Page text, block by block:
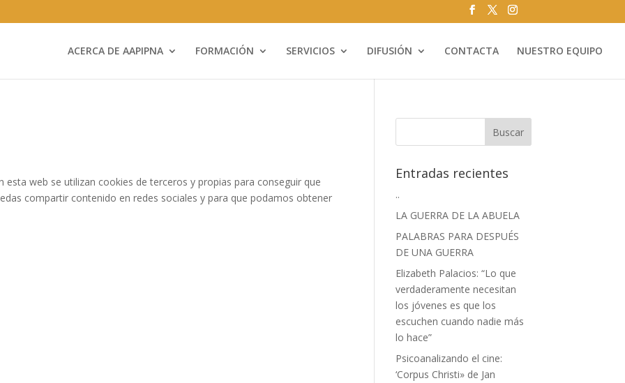
ACERCA DE AAPIPNA FORMACIÓN SERVICIOS DIFUSIÓN CONTACTA NUESTRO EQUIPO
esta web se utilizan cookies de terceros y propias para conseguir que
compartir contenido en redes sociales y para que podamos obtener
Entradas recientes
..
LA GUERRA DE LA ABUELA
PALABRAS PARA DESPUÉS
DE UNA GUERRA
Elizabeth Palacios: “Lo que
verdaderamente necesitan
los jóvenes es que los
escuchen cuando nadie más
lo hace”
Psicoanalizando el cine:
‘Corpus Christi» de Jan